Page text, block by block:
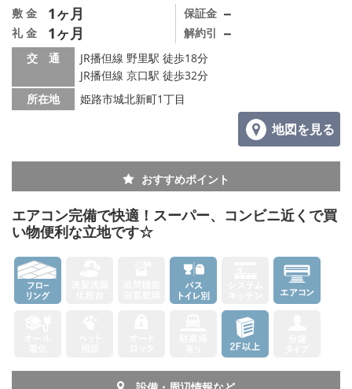
敷 金 1ヶ月
礼 金 1ヶ月
保証金 －
解約引 －
交 通
JR播但線 野里駅 徒歩18分
JR播但線 京口駅 徒歩32分
所在地
姫路市城北新町1丁目
地図を見る
おすすめポイント
エアコン完備で快適！スーパー、コンビニ近くで買
い物便利な立地です☆